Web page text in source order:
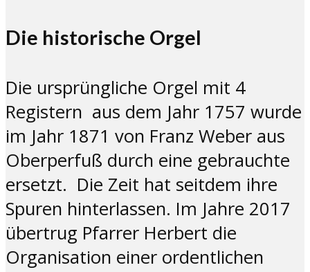
Die historische Orgel
Die ursprüngliche Orgel mit 4
Registern aus dem Jahr 1757 wurde
im Jahr 1871 von Franz Weber aus
Oberperfuß durch eine gebrauchte
ersetzt. Die Zeit hat seitdem ihre
Spuren hinterlassen. Im Jahre 2017
übertrug Pfarrer Herbert die
Organisation einer ordentlichen